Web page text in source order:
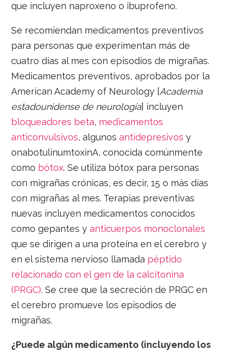
que incluyen naproxeno o ibuprofeno.
Se recomiendan medicamentos preventivos
para personas que experimentan más de
cuatro días al mes con episodios de migrañas.
Medicamentos preventivos, aprobados por la
American Academy of Neurology [Academia
estadounidense de neurología] incluyen
bloqueadores beta, medicamentos
anticonvulsivos, algunos antidepresivos y
onabotulinumtoxinA, conocida comúnmente
como bótox. Se utiliza bótox para personas
con migrañas crónicas, es decir, 15 o más días
con migrañas al mes. Terapias preventivas
nuevas incluyen medicamentos conocidos
como gepantes y anticuerpos monoclonales
que se dirigen a una proteína en el cerebro y
en el sistema nervioso llamada péptido
relacionado con el gen de la calcitonina
(PRGC). Se cree que la secreción de PRGC en
el cerebro promueve los episodios de
migrañas.
¿Puede algún medicamento (incluyendo los